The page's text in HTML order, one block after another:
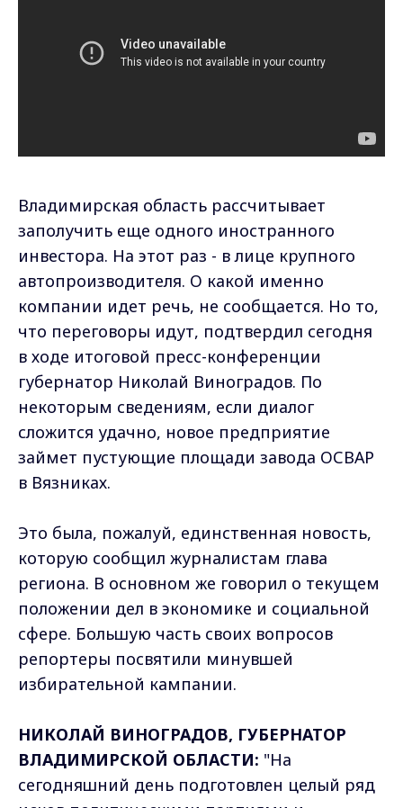
Владимирская область рассчитывает
заполучить еще одного иностранного
инвестора. На этот раз - в лице крупного
автопроизводителя. О какой именно
компании идет речь, не сообщается. Но то,
что переговоры идут, подтвердил сегодня
в ходе итоговой пресс-конференции
губернатор Николай Виноградов. По
некоторым сведениям, если диалог
сложится удачно, новое предприятие
займет пустующие площади завода ОСВАР
в Вязниках.
Это была, пожалуй, единственная новость,
которую сообщил журналистам глава
региона. В основном же говорил о текущем
положении дел в экономике и социальной
сфере. Большую часть своих вопросов
репортеры посвятили минувшей
избирательной кампании.
НИКОЛАЙ ВИНОГРАДОВ, ГУБЕРНАТОР
ВЛАДИМИРСКОЙ ОБЛАСТИ: "На
сегодняшний день подготовлен целый ряд